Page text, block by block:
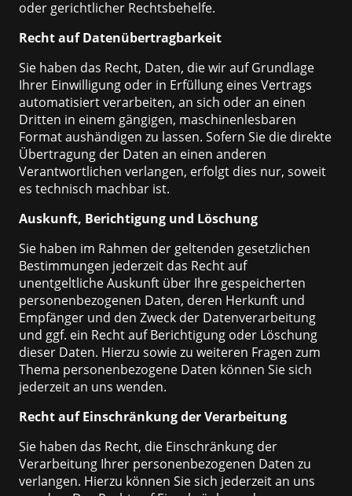
oder gerichtlicher Rechtsbehelfe.
Recht auf Datenübertragbarkeit
Sie haben das Recht, Daten, die wir auf Grundlage
Ihrer Einwilligung oder in Erfüllung eines Vertrags
automatisiert verarbeiten, an sich oder an einen
Dritten in einem gängigen, maschinenlesbaren
Format aushändigen zu lassen. Sofern Sie die direkte
Übertragung der Daten an einen anderen
Verantwortlichen verlangen, erfolgt dies nur, soweit
es technisch machbar ist.
Auskunft, Berichtigung und Löschung
Sie haben im Rahmen der geltenden gesetzlichen
Bestimmungen jederzeit das Recht auf
unentgeltliche Auskunft über Ihre gespeicherten
personenbezogenen Daten, deren Herkunft und
Empfänger und den Zweck der Datenverarbeitung
und ggf. ein Recht auf Berichtigung oder Löschung
dieser Daten. Hierzu sowie zu weiteren Fragen zum
Thema personenbezogene Daten können Sie sich
jederzeit an uns wenden.
Recht auf Einschränkung der Verarbeitung
Sie haben das Recht, die Einschränkung der
Verarbeitung Ihrer personenbezogenen Daten zu
verlangen. Hierzu können Sie sich jederzeit an uns